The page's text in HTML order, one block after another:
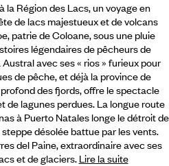
la Région des Lacs, un voyage en
de lacs majestueux et de volcans
patrie de Coloane, sous une pluie
légendaires de pêcheurs de
avec ses « rios » furieux pour
de pêche, et déjà la province de
profond des fjords, offre le spectacle
de lagunes perdues. La longue route
à Puerto Natales longe le détroitde
désolée battue par les vents.
del Paine, extraordinaire avec ses
et de glaciers. Lire la suite